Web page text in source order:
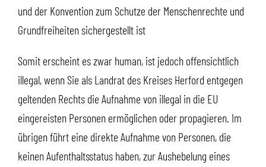
und der Konvention zum Schutze der Menschenrechte und
Grundfreiheiten sichergestellt ist
Somit erscheint es zwar human, ist jedoch offensichtlich
illegal, wenn Sie als Landrat des Kreises Herford entgegen
geltenden Rechts die Aufnahme von illegal in die EU
eingereisten Personen ermöglichen oder propagieren. Im
übrigen führt eine direkte Aufnahme von Personen, die
keinen Aufenthaltsstatus haben, zur Aushebelung eines